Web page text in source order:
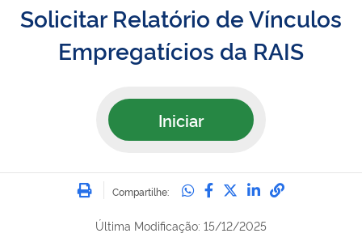
Solicitar Relatório de Vínculos
Empregatícios da RAIS
Iniciar
Imprimir
Compartilhe: Compartilhe no
Compartilhe no
Compartilhe no
Compartilhe
Última Modificação: 15/12/2025